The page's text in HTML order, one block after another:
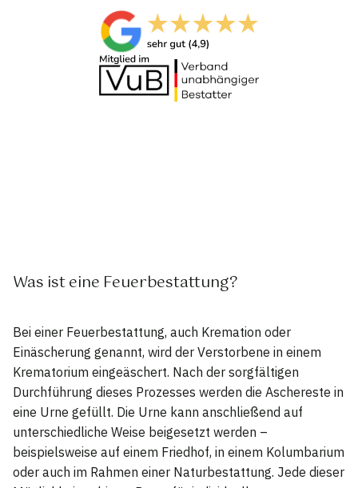
Was ist eine Feuerbestattung?
Bei einer Feuerbestattung, auch Kremation oder
Einäscherung genannt, wird der Verstorbene in einem
Krematorium eingeäschert. Nach der sorgfältigen
Durchführung dieses Prozesses werden die Aschereste in
eine Urne gefüllt. Die Urne kann anschließend auf
unterschiedliche Weise beigesetzt werden –
beispielsweise auf einem Friedhof, in einem Kolumbarium
oder auch im Rahmen einer Naturbestattung. Jede dieser